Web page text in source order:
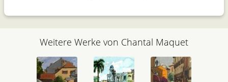
Weitere Werke von Chantal Maquet